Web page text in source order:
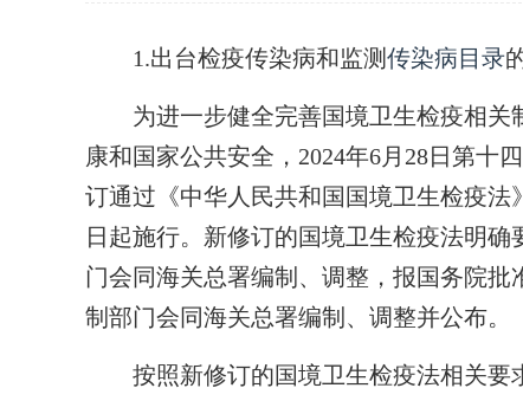
1.出台检疫传染病和监测传染病目录
为进一步健全完善国境卫生检疫相关
康和国家公共安全，2024年6月28日第十
订通过《中华人民共和国国境卫生检疫法
日起施行。新修订的国境卫生检疫法明确
门会同海关总署编制、调整，报国务院批
制部门会同海关总署编制、调整并公布。
按照新修订的国境卫生检疫法相关要